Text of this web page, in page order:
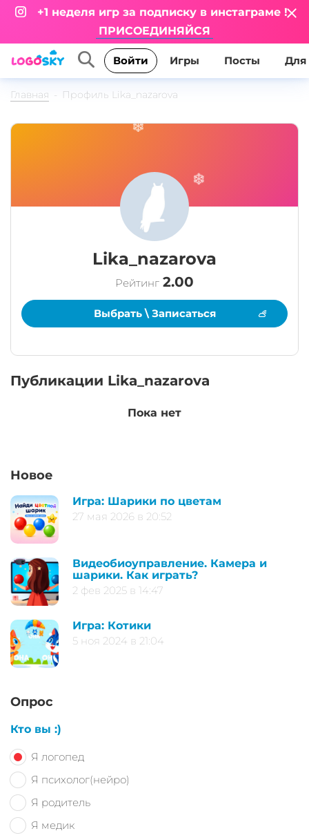
+1 неделя игр за подписку в инстаграме !
ПРИСОЕДИНЯЙСЯ
Игры Посты Для
Войти
Главная Профиль Lika_nazarova
Lika_nazarova
Рейтинг 2.00
Выбрать \ Записаться
Публикации Lika_nazarova
Пока нет
Новое
Игра: Шарики по цветам
27 мая 2026 в 20:52
Видеобиоуправление. Камера и
шарики. Как играть?
2 фев 2025 в 14:47
Игра: Котики
5 ноя 2024 в 21:04
Опрос
Кто вы :)
Я логопед
Я психолог(нейро)
Я родитель
Я медик